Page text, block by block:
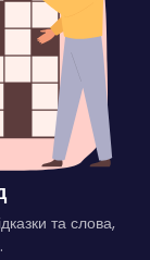
та слова,